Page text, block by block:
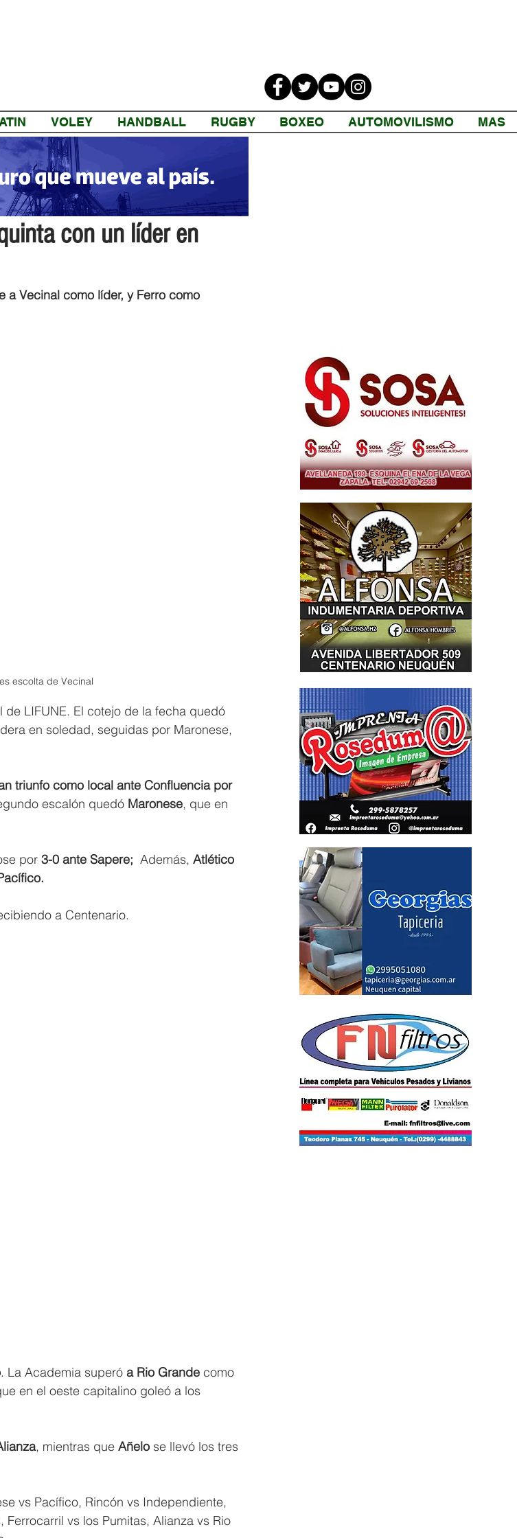
VOLEY HANDBALL RUGBY BOXEO AUTOMOVILISMO MAS
con un líder en
a Vecinal como líder, y Ferro como
escolta de Vecinal
LIFUNE. El cotejo de la fecha quedó
en soledad, seguidas por Maronese,
triunfo como local ante Confluencia por
escalón quedó Maronese, que en
por 3-0 ante Sapere;
  Además,
Atlético
a Centenario.
. La Academia superó a Rio Grande como
en el oeste capitalino goleó a los
, mientras que Añelo se llevó los tres
vs Pacífico, Rincón vs Independiente,
vs los Pumitas, Alianza vs Rio